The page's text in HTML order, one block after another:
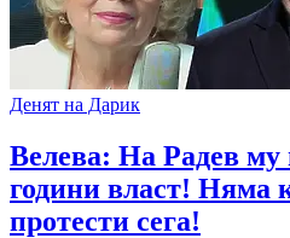
Денят на Дарик
Велева: На Радев му
години власт! Няма
протести сега!